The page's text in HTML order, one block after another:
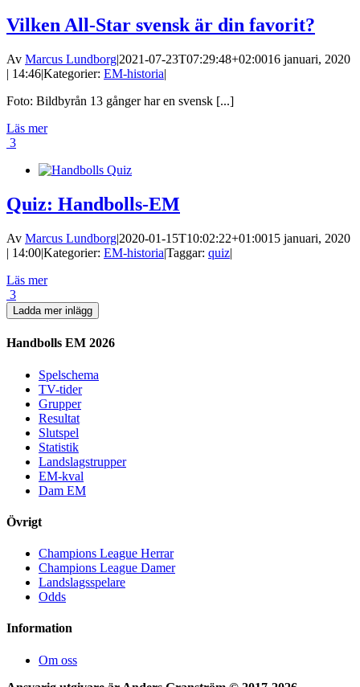
Vilken All-Star svensk är din favorit?
Av Marcus Lundborg|2021-07-23T07:29:48+02:0016 januari, 2020
| 14:46|Kategorier: EM-historia|
Foto: Bildbyrån 13 gånger har en svensk [...]
Läs mer
3
Quiz: Handbolls-EM
Av Marcus Lundborg|2020-01-15T10:02:22+01:0015 januari, 2020
| 14:00|Kategorier: EM-historia|Taggar: quiz|
Läs mer
3
Ladda mer inlägg
Handbolls EM 2026
Spelschema
TV-tider
Grupper
Resultat
Slutspel
Statistik
Landslagstrupper
EM-kval
Dam EM
Övrigt
Champions League Herrar
Champions League Damer
Landslagsspelare
Odds
Information
Om oss